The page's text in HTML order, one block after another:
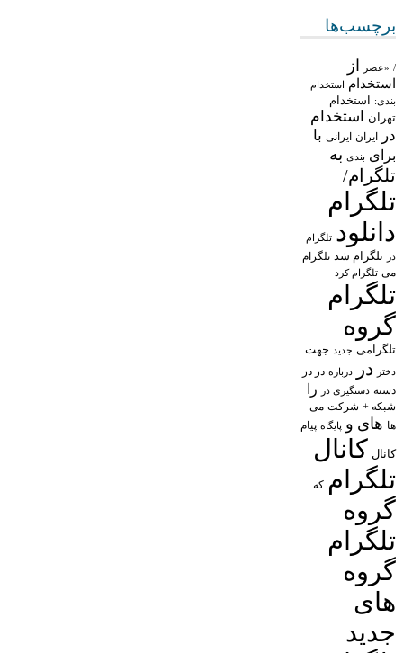
برچسب‌ها
/ «عصر از
استخدام استخدام
بندی: استخدام
تهران
استخدام
در
ایران ایرانی با
برای بندی به
تلگرام/
تلگرام
دانلود تلگرام
در تلگرام شد تلگرام
می تلگرام کرد
تلگرام
گروه
تلگرامی جدید جهت
دختر در درباره در در
دسته دستگیری در را
شبکه + شرکت می
ها های و پایگاه پیام
کانال کانال
تلگرام که
گروه
تلگرام
گروه
های
جدید